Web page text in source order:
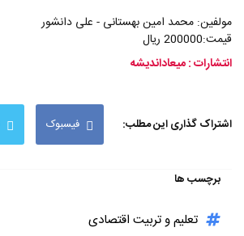
مولفین: محمد امین بهستانی - علی دانشور
قیمت:200000 ریال
انتشارات : میعاداندیشه
اشتراک گذاری این مطلب: فیسبوک
برچسب ها
تعلیم و تربیت اقتصادی